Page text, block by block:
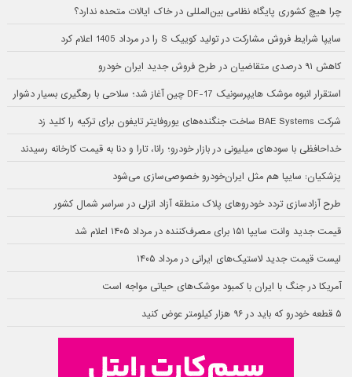
چرا هیچ کشوری پایگاه نظامی بین‌المللی در خاک ایالات متحده ندارد؟
سایپا شرایط فروش مشارکت در تولید کوییک S را در مرداد 1405 اعلام کرد
کاهش ۹۱ درصدی متقاضیان در طرح فروش جدید ایران خودرو
استقرار انبوه موشک هایپرسونیک DF-17 چین آغاز شد؛ سلاحی با رهگیری بسیار دشوار
شرکت BAE Systems ساخت جنگنده‌های یوروفایتر تایفون برای ترکیه را کلید زد
خداحافظی با سودهای میلیونی در بازار خودرو؛ رانا، تارا و دنا به قیمت کارخانه رسیدند
پزشکیان: سایپا هم مثل ایران‌خودرو خصوصی‌سازی می‌شود
طرح آزادسازی تردد خودروهای پلاک منطقه آزاد انزلی در سراسر شمال کشور
قیمت جدید وانت سایپا ۱۵۱ برای مصرف‌کننده در مرداد ۱۴۰۵ اعلام شد
لیست قیمت جدید لاستیک‌های ایرانی در مرداد ۱۴۰۵
آمریکا در جنگ با ایران با کمبود موشک‌های حیاتی مواجه است
۵ قطعه خودرو که باید در ۹۶ هزار کیلومتر عوض کنید